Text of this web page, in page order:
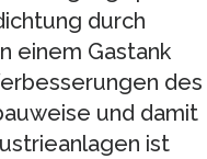
durch
einem Gastank
des
und damit
ist